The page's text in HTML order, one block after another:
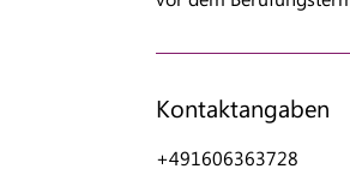
Kontaktangaben
+491606363728